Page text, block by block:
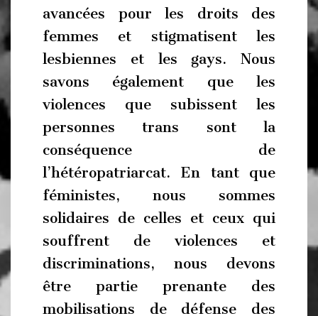
avancées pour les droits des
femmes et stigmatisent les
lesbiennes et les gays. Nous
savons également que les
violences que subissent les
personnes trans sont la
conséquence de
l’hétéropatriarcat. En tant que
féministes, nous sommes
solidaires de celles et ceux qui
souffrent de violences et
discriminations, nous devons
être partie prenante des
mobilisations de défense des